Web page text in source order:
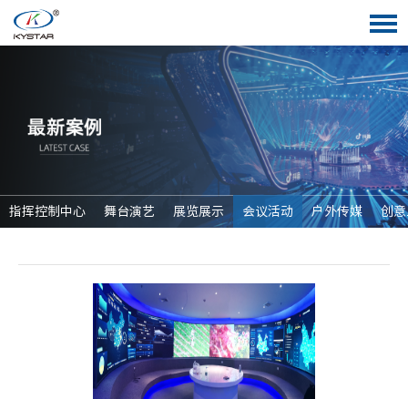
指挥控制中心 舞台演艺 展览展示 会议活动 户外传媒 创